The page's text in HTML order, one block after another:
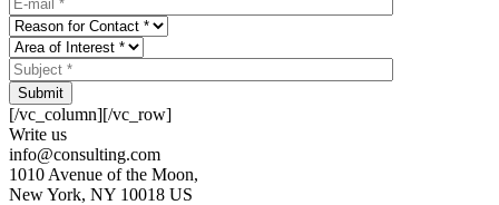
Submit
[/vc_column][/vc_row]
Write us
info@consulting.com
1010 Avenue of the Moon,
New York, NY 10018 US